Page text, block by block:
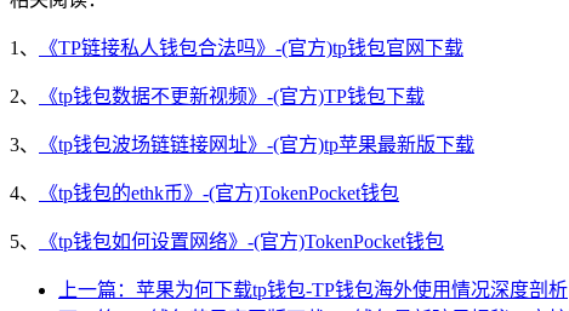
1、 《TP链接私人钱包合法吗》-(官方)tp钱包官网下载
2、 《tp钱包数据不更新视频》-(官方)TP钱包下载
3、 《tp钱包波场链链接网址》-(官方)tp苹果最新版下载
4、 《tp钱包的ethk币》-(官方)TokenPocket钱包
5、 《tp钱包如何设置网络》-(官方)TokenPocket钱包
上一篇：苹果为何下载tp钱包-TP钱包海外使用情况深度剖析